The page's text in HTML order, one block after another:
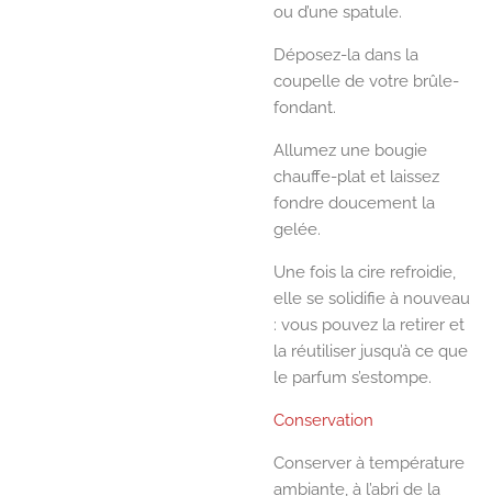
ou d’une spatule.
Déposez-la dans la
coupelle de votre brûle-
fondant.
Allumez une bougie
chauffe-plat et laissez
fondre doucement la
gelée.
Une fois la cire refroidie,
elle se solidifie à nouveau
: vous pouvez la retirer et
la réutiliser jusqu’à ce que
le parfum s’estompe.
Conservation
Conserver à température
ambiante, à l’abri de la